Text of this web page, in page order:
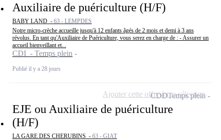
Auxiliaire de puériculture (H/F)
BABY LAND - 63 - LEMPDES
Notre micro-crèche accueille jusqu'à 12 enfants âgés de 2 mois et demi à 3 ans
révolus. En tant qu'Auxiliaire de Puériculture, vous serez en charge de : - Assurer un
accueil bienveillant et...
CDI - Temps plein
Publié il y a 28 jours
EJE ou Auxiliaire de puériculture
(H/F)
LA GARE DES CHERUBINS - 63 - GIAT
CDDTemps plein
Ajouter cette offre à ma sélection